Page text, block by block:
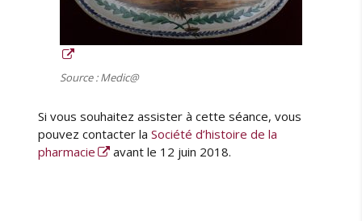
Source : Medic@
Si vous souhaitez assister à cette séance, vous
pouvez contacter laSociété d’histoire de la
pharmacie
avant le 12 juin 2018.